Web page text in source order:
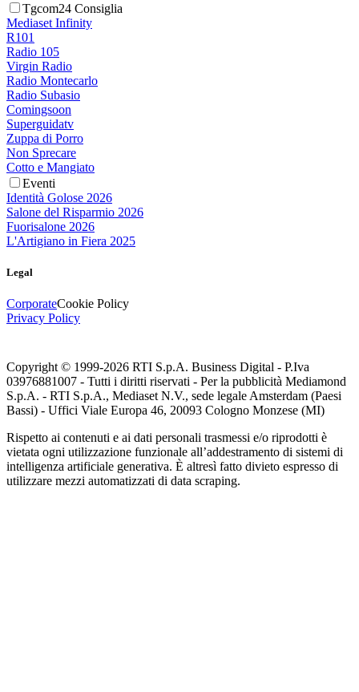
Tgcom24 Consiglia
Mediaset Infinity
R101
Radio 105
Virgin Radio
Radio Montecarlo
Radio Subasio
Comingsoon
Superguidatv
Zuppa di Porro
Non Sprecare
Cotto e Mangiato
Eventi
Identità Golose 2026
Salone del Risparmio 2026
Fuorisalone 2026
L'Artigiano in Fiera 2025
Legal
CorporateCookie Policy
Privacy Policy
Copyright © 1999-2026 RTI S.p.A. Business Digital - P.Iva
03976881007 - Tutti i diritti riservati - Per la pubblicità Mediamond
S.p.A. - RTI S.p.A., Mediaset N.V., sede legale Amsterdam (Paesi
Bassi) - Uffici Viale Europa 46, 20093 Cologno Monzese (MI)
Rispetto ai contenuti e ai dati personali trasmessi e/o riprodotti è
vietata ogni utilizzazione funzionale all’addestramento di sistemi di
intelligenza artificiale generativa. È altresì fatto divieto espresso di
utilizzare mezzi automatizzati di data scraping.